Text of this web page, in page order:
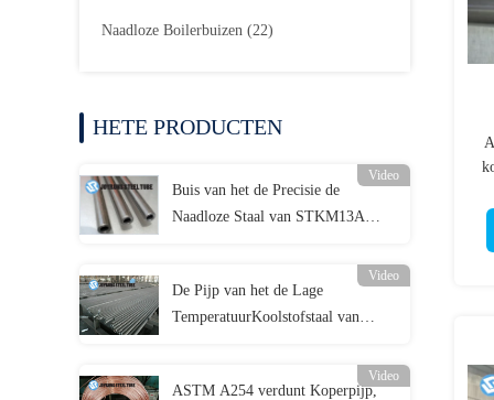
Naadloze Boilerbuizen (22)
HETE PRODUCTEN
Video
Buis van het de Precisie de
Naadloze Staal van STKM13A
Naadloze Staal
Video
De Pijp van het de Lage
TemperatuurKoolstofstaal van
Video
ASTM A254 verdunt Koperpijp,